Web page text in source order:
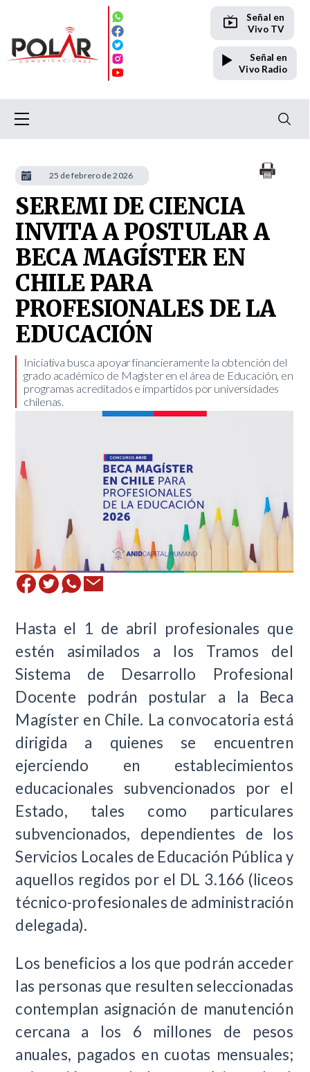
Señal en
Vivo TV
Señal en
Vivo Radio
SEREMI DE CIENCIA
INVITA A POSTULAR A
BECA MAGÍSTER EN
CHILE PARA
PROFESIONALES DE LA
EDUCACIÓN
​Iniciativa busca apoyar financieramente la obtención del
grado académico de Magíster en el área de Educación, en
programas acreditados e impartidos por universidades
chilenas.
Hasta el 1 de abril profesionales que
estén asimilados a los Tramos del
Sistema de Desarrollo Profesional
Docente podrán postular a la Beca
Magíster en Chile. La convocatoria está
dirigida a quienes se encuentren
ejerciendo en establecimientos
educacionales subvencionados por el
Estado, tales como particulares
subvencionados, dependientes de los
Servicios Locales de Educación Pública y
aquellos regidos por el DL 3.166 (liceos
técnico-profesionales de administración
delegada).
Los beneficios a los que podrán acceder
las personas que resulten seleccionadas
contemplan asignación de manutención
cercana a los 6 millones de pesos
anuales, pagados en cuotas mensuales;
25 de febrero de 2026